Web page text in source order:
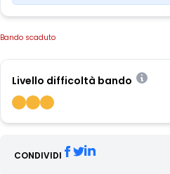
Bando scaduto
Livello difficoltà bando
CONDIVIDI